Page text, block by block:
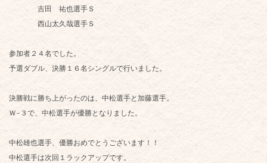
吉田 祐也選手Ｓ
西山太久哉選手Ｓ
参加者２４名でした。
予選ダブル、決勝１６名シングルで行いました。
決勝戦に勝ち上がったのは、中松選手と加藤選手。
Ｗ-３で、中松選手が優勝となりました。
中松雄也選手、優勝おめでとうございます！！
中松選手は次回１ラックアップです。